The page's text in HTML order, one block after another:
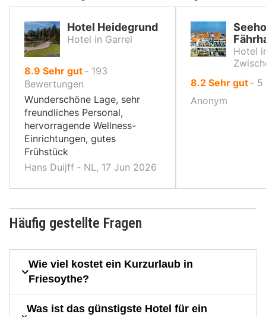
Hotel Heidegrund
Hotel in Garrel
8.9 von
10,
Sehr gut ‐ 193
Bewertungen
Wunderschöne Lage, sehr
freundliches Personal,
hervorragende Wellness-
Einrichtungen, gutes
Frühstück
Hans Duijff ‐ NL, 17 Jun 2026
Hotel
8.2von
Sehr gut ‐ 5
Anonym
Häufig gestellte Fragen
Wie viel kostet ein Kurzurlaub in
Friesoythe?
Was ist das günstigste Hotel für ein